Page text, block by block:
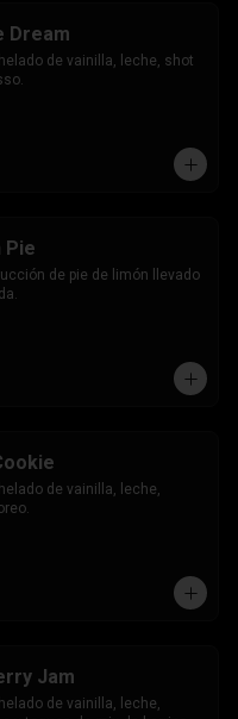
Dream
de vainilla, leche, shot
Pie
de pie de limón llevado
de vainilla, leche,
Jam
de vainilla, leche,